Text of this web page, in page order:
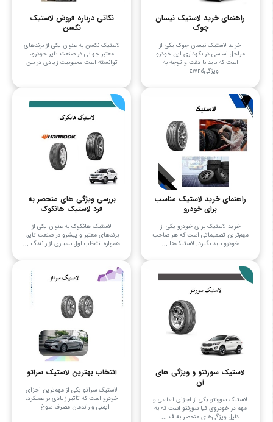
راهنمای خرید لاستیک نیسان
جوک
خرید لاستیک نیسان جوک یکی از
مراحل اساسی در نگهداری این خودرو
است که باید با دقت و توجه به
ویژگی&zwn ...
نکاتی درباره فروش لاستیک
نکسن
لاستیک نکسن به عنوان یکی از برندهای
معتبر جهانی در صنعت تایر خودرو،
توانسته است محبوبیت زیادی در بین
...
راهنمای خرید لاستیک مناسب
برای خودرو
خرید لاستیک برای خودرو یکی از
مهم‌ترین تصمیماتی است که هر صاحب
خودرو باید بگیرد. لاستیک‌ها ...
بررسی ویژگی های منحصر به
فرد لاستیک هانکوک
لاستیک هانکوک به عنوان یکی از
برندهای معتبر و پیشرو در صنعت تایر،
همواره انتخاب اول بسیاری از رانندگ ...
لاستیک سورنتو و ویژگی های
آن
لاستیک سورنتو یکی از اجزای اساسی و
مهم در خودروی کیا سورنتو است که به
دلیل ویژگی‌های منحصر به ف ...
انتخاب بهترین لاستیک سراتو
لاستیک سراتو یکی از مهم‌ترین اجزای
خودرو است که تأثیر زیادی بر عملکرد،
ایمنی و راندمان مصرف سوخ ...